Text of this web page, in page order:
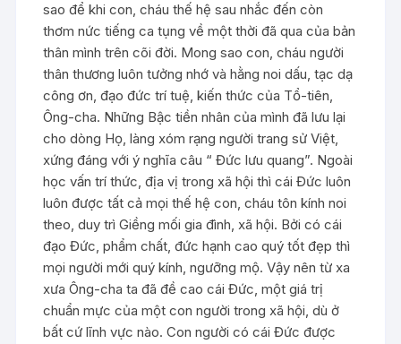
sao để khi con, cháu thế hệ sau nhắc đến còn
thơm nức tiếng ca tụng về một thời đã qua của bản
thân mình trên cõi đời. Mong sao con, cháu người
thân thương luôn tưởng nhớ và hằng noi dấu, tạc dạ
công ơn, đạo đức trí tuệ, kiến thức của Tổ-tiên,
Ông-cha. Những Bậc tiền nhân của mình đã lưu lại
cho dòng Họ, làng xóm rạng người trang sử Việt,
xứng đáng với ý nghĩa câu “ Đức lưu quang”. Ngoài
học vấn trí thức, địa vị trong xã hội thì cái Đức luôn
luôn được tất cả mọi thế hệ con, cháu tôn kính noi
theo, duy trì Giềng mối gia đình, xã hội. Bởi có cái
đạo Đức, phẩm chất, đức hạnh cao quý tốt đẹp thì
mọi người mới quý kính, ngưỡng mộ. Vậy nên từ xa
xưa Ông-cha ta đã đề cao cái Đức, một giá trị
chuẩn mực của một con người trong xã hội, dù ở
bất cứ lĩnh vực nào. Con người có cái Đức được